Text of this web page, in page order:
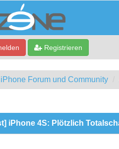
Registrieren
Forum und Community
iPhone 4S: Plötzlich